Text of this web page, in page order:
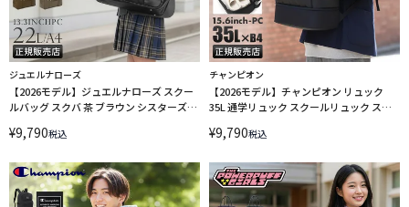
ジュエルナローズ
【2026モデル】ジュエルナローズ スクー
ルバッグ スクバ 茶 ブラウン シスターズバ
¥9,790税込
チャンピオン
【2026モデル】チャンピオン リュック
35L 通学リュック スクールリュック スク
Champion 65455
¥9,790税込